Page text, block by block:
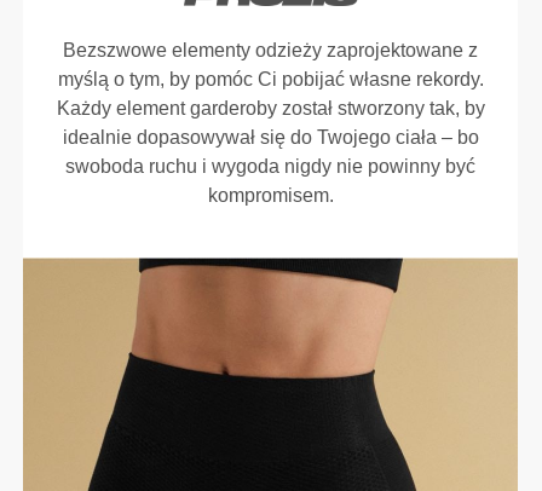
Bezszwowe elementy odzieży zaprojektowane z
myślą o tym, by pomóc Ci pobijać własne rekordy.
Każdy element garderoby został stworzony tak, by
idealnie dopasowywał się do Twojego ciała – bo
swoboda ruchu i wygoda nigdy nie powinny być
kompromisem.